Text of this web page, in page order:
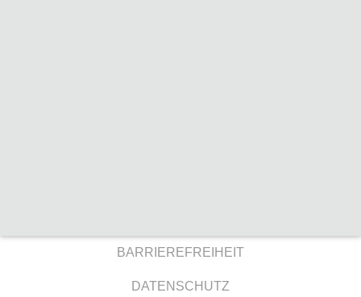
BARRIEREFREIHEIT
DATENSCHUTZ